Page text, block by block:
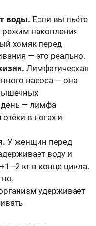
воды. Если вы пьёте
режим накопления
хомяк перед
— это реально.
Лимфатическая
насоса — она
день — лимфа
в ногах и
У женщин перед
воду и
кг в конце цикла.
удерживает